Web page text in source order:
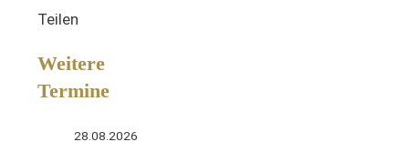
Teilen
Weitere
Termine
28.08.2026